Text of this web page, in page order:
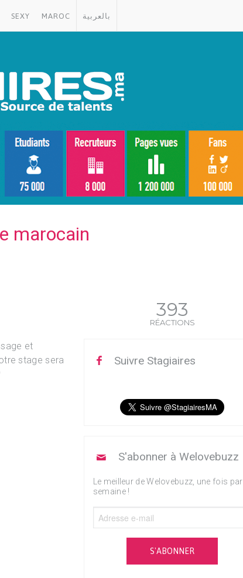
SEXY MAROC بالعربية
marocain
et
stage sera
393
RÉACTIONS
 Suivre Stagiaires
S'abonner à Welovebuzz
Le meilleur de Welovebuzz, une fois par
semaine !
S'ABONNER